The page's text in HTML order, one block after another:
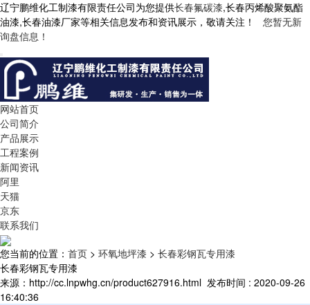
辽宁鹏维化工制漆有限责任公司为您提供长春氟碳漆,长春丙烯酸聚氨酯
油漆,长春油漆厂家等相关信息发布和资讯展示，敬请关注！ 您暂无新
询盘信息！
网站首页
公司简介
产品展示
工程案例
新闻资讯
阿里
天猫
京东
联系我们
您当前的位置： 首页 > 环氧地坪漆 > 长春彩钢瓦专用漆
长春彩钢瓦专用漆
来源：http://cc.lnpwhg.cn/product627916.html 发布时间 : 2020-09-26
16:40:36